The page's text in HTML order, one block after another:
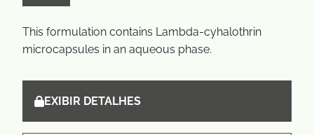
This formulation contains Lambda-cyhalothrin
microcapsules in an aqueous phase.
EXIBIR DETALHES